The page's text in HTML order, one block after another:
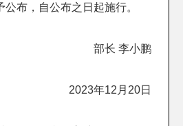
布，自公布之日起施行。
部长 李小鹏
2023年12月20日